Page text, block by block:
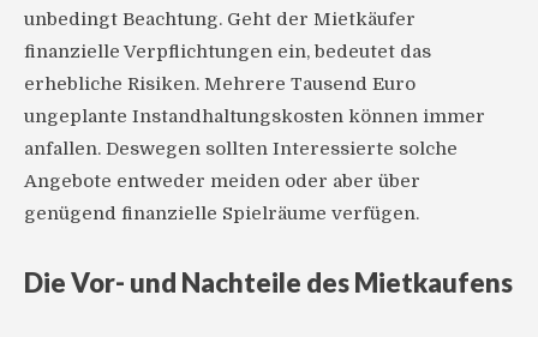
unbedingt Beachtung. Geht der Mietkäufer
finanzielle Verpflichtungen ein, bedeutet das
erhebliche Risiken. Mehrere Tausend Euro
ungeplante Instandhaltungskosten können immer
anfallen. Deswegen sollten Interessierte solche
Angebote entweder meiden oder aber über
genügend finanzielle Spielräume verfügen.
Die Vor- und Nachteile des Mietkaufens